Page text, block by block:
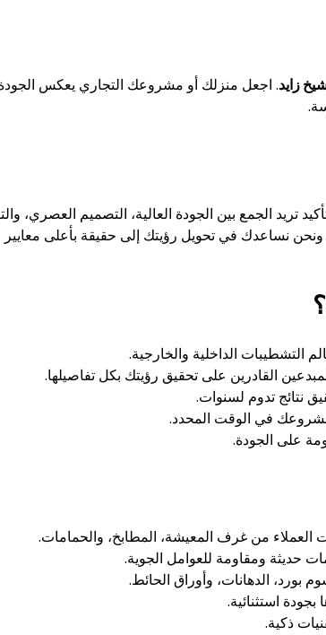
زايد. اجعل منزلك أو مشروعك التجاري يعكس
تريد الجمع بين الجودة العالية، التصميم العصري،
ونحن نساعدك في تحويل رؤيتك إلى حقيقة بأعلى معايير
التشطيبات الداخلية والخارجية.
القادرين على تحقيق رؤيتك بكل تفاصيلها.
نتائج تدوم لسنوات.
مشروعك في الوقت المحدد.
على الجودة.
العملاء من غرف المعيشة، المطابخ، والحمامات.
حديثة ومقاومة للعوامل الجوية.
بورد، الدهانات، وأوراق الحائط.
بجودة استثنائية.
ذكية.